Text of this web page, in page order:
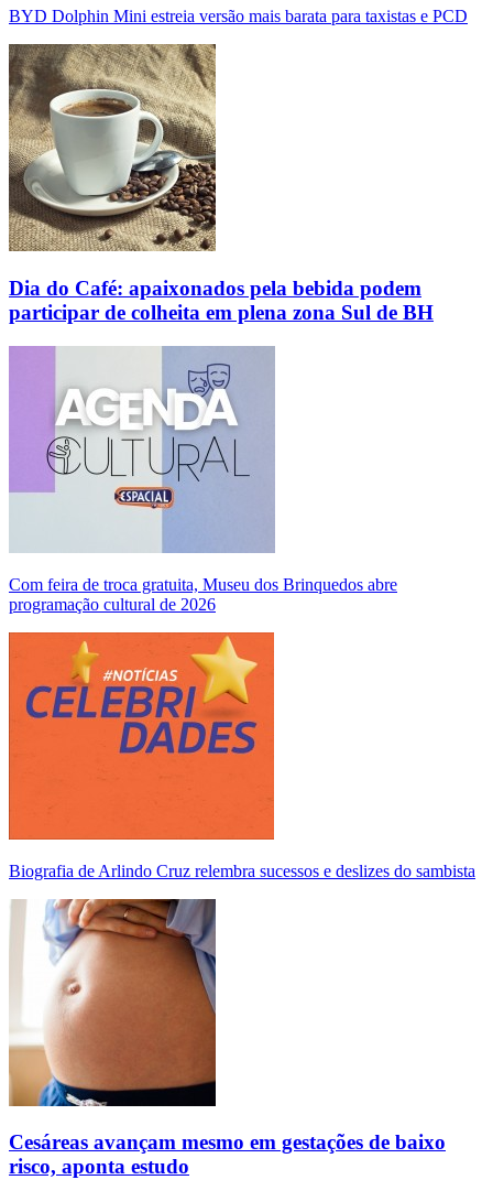
BYD Dolphin Mini estreia versão mais barata para taxistas e PCD
Dia do Café: apaixonados pela bebida podem
participar de colheita em plena zona Sul de BH
Com feira de troca gratuita, Museu dos Brinquedos abre
programação cultural de 2026
Biografia de Arlindo Cruz relembra sucessos e deslizes do sambista
Cesáreas avançam mesmo em gestações de baixo
risco, aponta estudo